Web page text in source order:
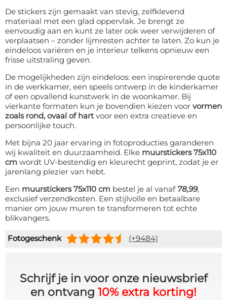
De stickers zijn gemaakt van stevig, zelfklevend
materiaal met een glad oppervlak. Je brengt ze
eenvoudig aan en kunt ze later ook weer verwijderen of
verplaatsen – zonder lijmresten achter te laten. Zo kun je
eindeloos variëren en je interieur telkens opnieuw een
frisse uitstraling geven.
De mogelijkheden zijn eindeloos: een inspirerende quote
in de werkkamer, een speels ontwerp in de kinderkamer
of een opvallend kunstwerk in de woonkamer. Bij
vierkante formaten kun je bovendien kiezen voor vormen
zoals rond, ovaal of hartvoor een extra creatieve en
persoonlijke touch.
Met bijna 20 jaar ervaring in fotoproducties garanderen
wij kwaliteit en duurzaamheid. Elke muurstickers 75x110
cm wordt UV-bestendig en kleurecht geprint, zodat je er
jarenlang plezier van hebt.
Een muurstickers 75x110 cm bestel je al vanaf 78,99,
exclusief verzendkosten. Een stijlvolle en betaalbare
manier om jouw muren te transformeren tot echte
blikvangers.
Fotogeschenk (+9484)
Schrijf je in voor onze nieuwsbrief
en ontvang 10% extra korting!